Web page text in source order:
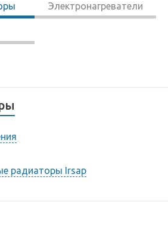
Электронагреватели
радиаторы Irsap